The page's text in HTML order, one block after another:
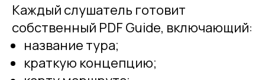
Каждый слушатель готовит
собственный PDF Guide, включающий:
название тура;
краткую концепцию;